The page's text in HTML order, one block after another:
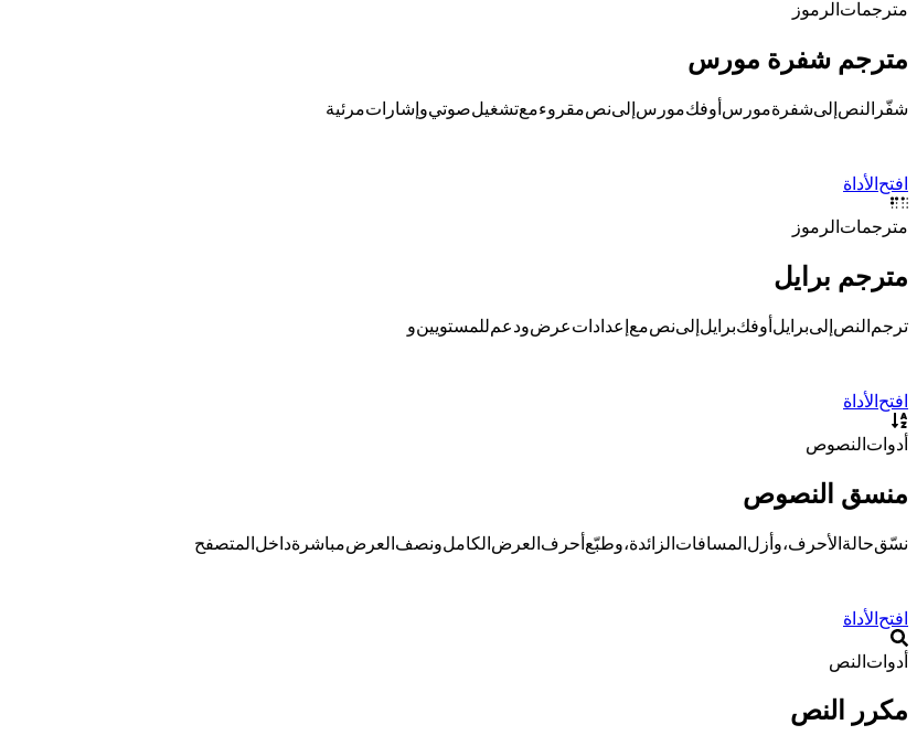
مترجمات الرموز
مترجم شفرة مورس
شفّر النص إلى شفرة مورس أو فك مورس إلى نص مقروء مع تشغيل صوتي وإشارات مرئية.
افتح الأداة
مترجمات الرموز
مترجم برايل
ترجم النص إلى برايل أو فك برايل إلى نص مع إعدادات عرض ودعم للمستويين Grade 1 وGrade 2.
افتح الأداة
أدوات النصوص
منسق النصوص
نسّق حالة الأحرف، وأزل المسافات الزائدة، وطبّع أحرف العرض الكامل ونصف العرض مباشرة داخل المتصفح.
افتح الأداة
أدوات النص
مكرر النص